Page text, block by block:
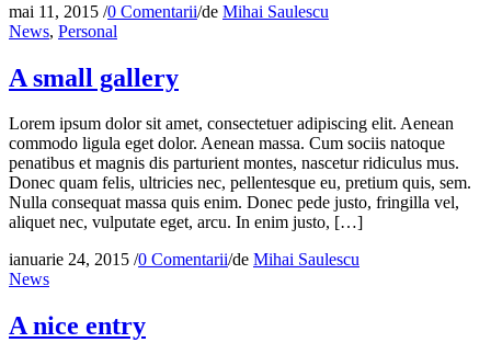
mai 11, 2015 /0 Comentarii/de Mihai Saulescu
News, Personal
A small gallery
Lorem ipsum dolor sit amet, consectetuer adipiscing elit. Aenean
commodo ligula eget dolor. Aenean massa. Cum sociis natoque
penatibus et magnis dis parturient montes, nascetur ridiculus mus.
Donec quam felis, ultricies nec, pellentesque eu, pretium quis, sem.
Nulla consequat massa quis enim. Donec pede justo, fringilla vel,
aliquet nec, vulputate eget, arcu. In enim justo, […]
ianuarie 24, 2015 /0 Comentarii/de Mihai Saulescu
News
A nice entry